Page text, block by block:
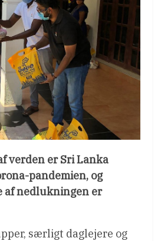
verden er Sri Lanka
pandemien, og
af nedlukningen er
særligt daglejere og